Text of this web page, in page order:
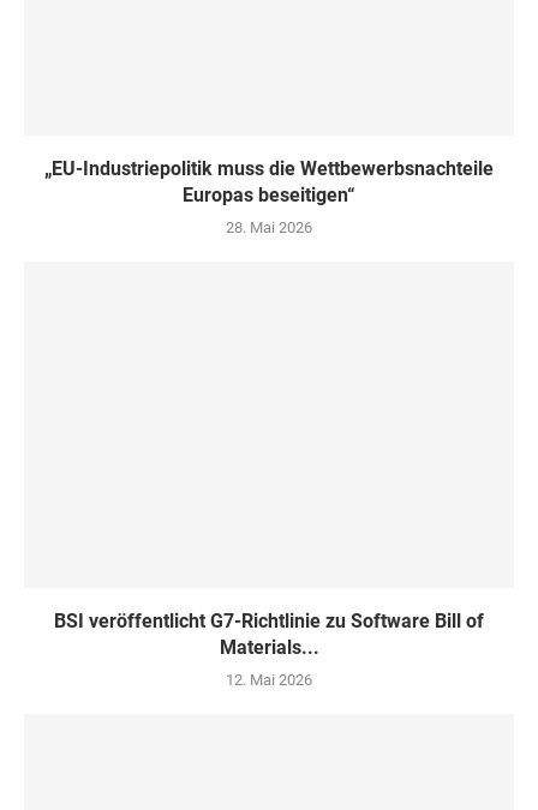
„EU-Industriepolitik muss die Wettbewerbsnachteile
Europas beseitigen“
28. Mai 2026
BSI veröffentlicht G7-Richtlinie zu Software Bill of
Materials...
12. Mai 2026